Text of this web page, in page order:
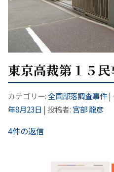
東京高裁第１５
カテゴリー:全国部落調査事件|
年8月23日 | 投稿者: 宮部 龍彦
4件の返信